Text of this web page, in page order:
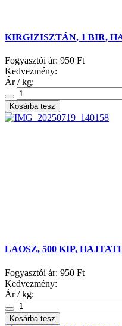
KIRGIZISZTÁN, 1 BIR,
Fogyasztói ár: 950 Ft
Kedvezmény:
Ár / kg:
LAOSZ, 500 KIP,
Fogyasztói ár: 950 Ft
Kedvezmény:
Ár / kg: